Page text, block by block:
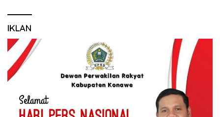
IKLAN